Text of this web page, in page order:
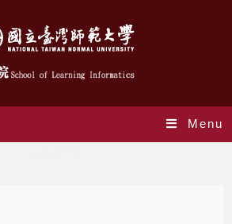
Menu